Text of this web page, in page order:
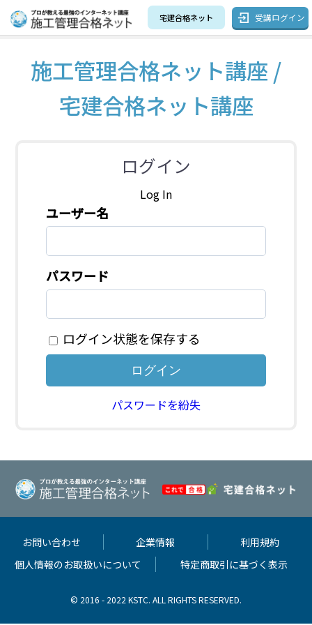
宅建合格ネット 受講ログイン
施工管理合格ネット講座 /
宅建合格ネット講座
ログイン
Log In
ユーザー名
パスワード
ログイン状態を保存する
パスワードを紛失
お問い合わせ 企業情報
利用規約
個人情報のお取扱いについて
特定商取引に基づく表示
© 2016 - 2022 KSTC. ALL RIGHTS RESERVED.